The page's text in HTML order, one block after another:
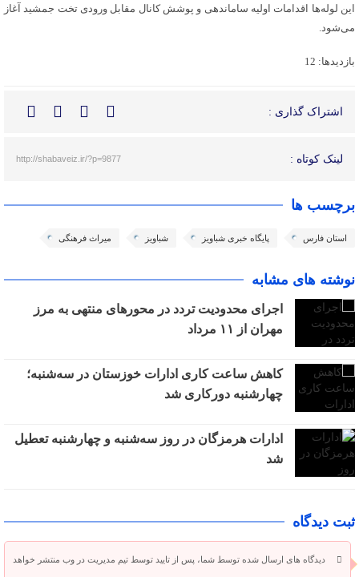
این لوله‌ها اقدامات اولیه ساماندهی و پوشش کانال مقابل ورودی تخت جمشید آغاز
می‌شود.
بازدیدها: 12
اشتراک گذاری :
لینک کوتاه : http://shabaveiz.ir/?p=9877
برچسب ها
استان فارس پایگاه خبری شباویز شباویز میراث فرهنگی
نوشته های مشابه
اجرای محدودیت تردد در محورهای منتهی به مرز
مهران از ۱۱ مرداد
کاهش ساعت کاری ادارات خوزستان در سه‌شنبه؛
چهارشنبه دورکاری شد
ادارات هرمزگان در روز سه‌شنبه و چهارشنبه تعطیل
شد
ثبت دیدگاه
دیدگاه های ارسال شده توسط شما، پس از تایید توسط تیم مدیریت در وب منتشر خواهد